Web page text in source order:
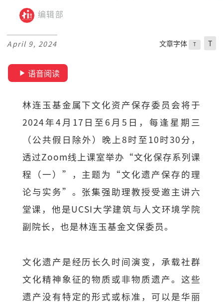
编辑部
April 9, 2024 文章字体 T T
语音阅读
林连玉基金属下文化资产保存委员会将于
2024年4月17日至6月5日，每逢星期三
（公共假日除外）晚上8时至10时30分，
透过Zoom线上课室举办“文化保存系列课
程（一）”，主题为“文化遗产保存的理
论与实务”。张集强助理教授受邀主讲六
堂课，他是UCSI大学建筑与人文环境学院
副院长，也是林连玉基金文保委员。
文化遗产是经历长久时间演变，承载社群
文化精神象征的物质或非物质遗产。这些
遗产没有特定的形式或标准，可以是华丽